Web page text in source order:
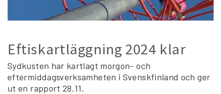
Eftiskartläggning 2024 klar
Sydkusten har kartlagt morgon- och
eftermiddagsverksamheten i Svenskfinland och ger
ut en rapport 28.11.